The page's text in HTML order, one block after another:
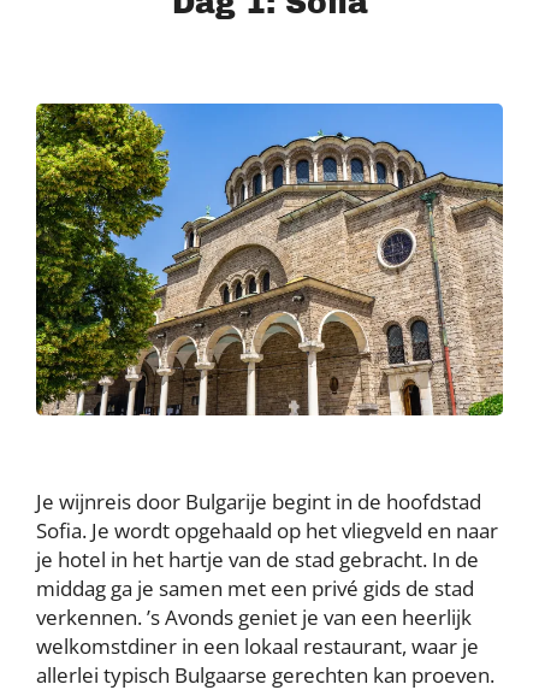
Je wijnreis door Bulgarije begint in de hoofdstad
Sofia. Je wordt opgehaald op het vliegveld en naar
je hotel in het hartje van de stad gebracht. In de
middag ga je samen met een privé gids de stad
verkennen. ’s Avonds geniet je van een heerlijk
welkomstdiner in een lokaal restaurant, waar je
allerlei typisch Bulgaarse gerechten kan proeven.